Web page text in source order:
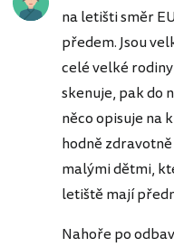
na letišti směr
předem. Jsou
celé velké
skenuje, pak do
něco opisuje na
hodně
malými dětmi,
letiště mají
Nahoře po